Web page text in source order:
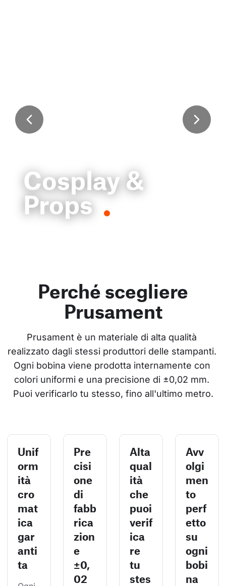
Cosplay &
Props
Perché scegliere
Prusament
Prusament è un materiale di alta qualità
realizzato dagli stessi produttori delle stampanti.
Ogni bobina viene prodotta internamente con
colori uniformi e una precisione di ±0,02 mm.
Puoi verificarlo tu stesso, fino all'ultimo metro.
Unif
orm
ità
cro
mat
ica
gar
anti
ta
Pre
cisi
one
di
fabb
rica
zion
e
±0,
02
Alta
qual
ità
che
puoi
verif
ica
re
tu
stes
Avv
olgi
men
to
perf
etto
su
ogni
bobi
na